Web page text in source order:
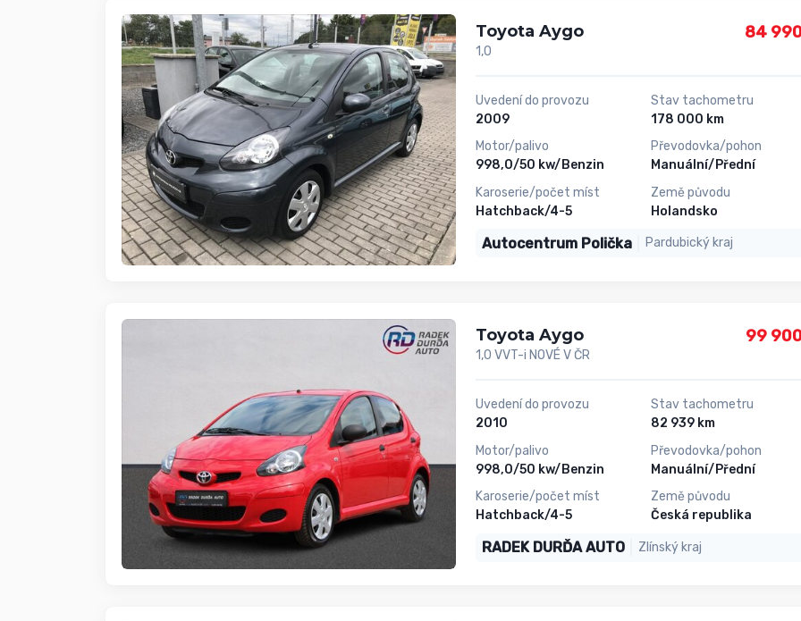
Toyota Aygo
1,0
84
Uvedení do provozu
2009
Motor/palivo
998,0/50 kw/Benzin
Karoserie/počet míst
Hatchback/4-5
Stav tachometru
178 000 km
Převodovka/pohon
Manuální/Přední
Země původu
Holandsko
Autocentrum Polička Pardubický kraj
Toyota Aygo
1,0 VVT-i NOVÉ V ČR
99
Uvedení do provozu
2010
Motor/palivo
998,0/50 kw/Benzin
Karoserie/počet míst
Hatchback/4-5
Stav tachometru
82 939 km
Převodovka/pohon
Manuální/Přední
Země původu
Česká republika
RADEK DURĎA AUTO Zlínský kraj